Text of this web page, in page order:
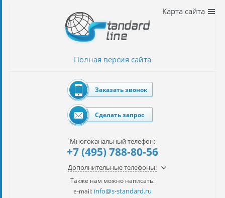
автомобилей
Полная версия сайта
Карта сайта
Заказать звонок
Сделать запрос
Многоканальный телефон:
+7 (495) 788-80-56
Дополнительные телефоны:
Также нам можно написать:
e-mail: info@s-standard.ru